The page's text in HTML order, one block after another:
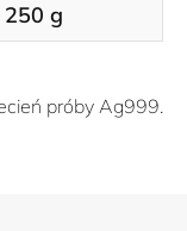
250 g
próby Ag999.